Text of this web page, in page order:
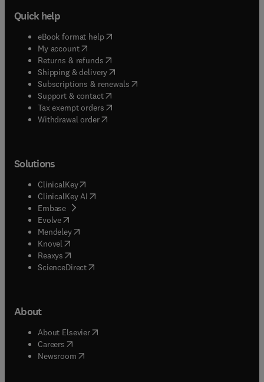
Quick help
eBook format help( opens in new tab/window
My account( opens in new tab/window
Returns & refunds( opens in new tab/window
Shipping & delivery(opens in new tab/window
Subscriptions & renewals( opens in new tab/window
Support & contact( opens in new tab/window
Tax exempt orders( opens in new tab/window
Withdrawal order
Solutions
ClinicalKey(opens in new tab/window
ClinicalKey AI opens in new tab/window
Embase( opens in new tab/window
Evolve(opens in new tab/window
Mendeley( opens in new tab/window
Knovel (opens in new tab/window
Reaxys (opens in new tab/window
ScienceDirect(opens in new tab/window
About
About Elsevier( opens in new tab/window
Careers opens in new tab/window
Newsroom( opens in new tab/window